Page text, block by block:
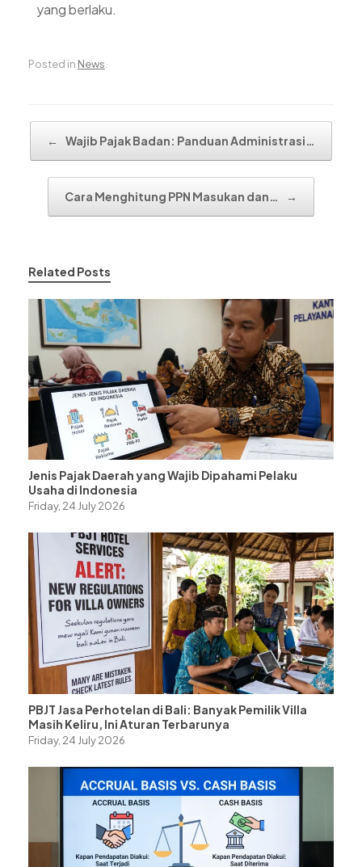
yang berlaku.
Posted in News
← Wajib Pajak Badan: Panduan Administrasi…
Cara Menghitung PPN Masukan dan… →
Related Posts
Jenis Pajak Daerah yang Wajib Dipahami Pelaku
Usaha di Indonesia
Friday, 24 July 2026
PBJT Jasa Perhotelan di Bali: Banyak Pemilik Villa
Masih Keliru, Ini Aturan Terbarunya
Friday, 24 July 2026